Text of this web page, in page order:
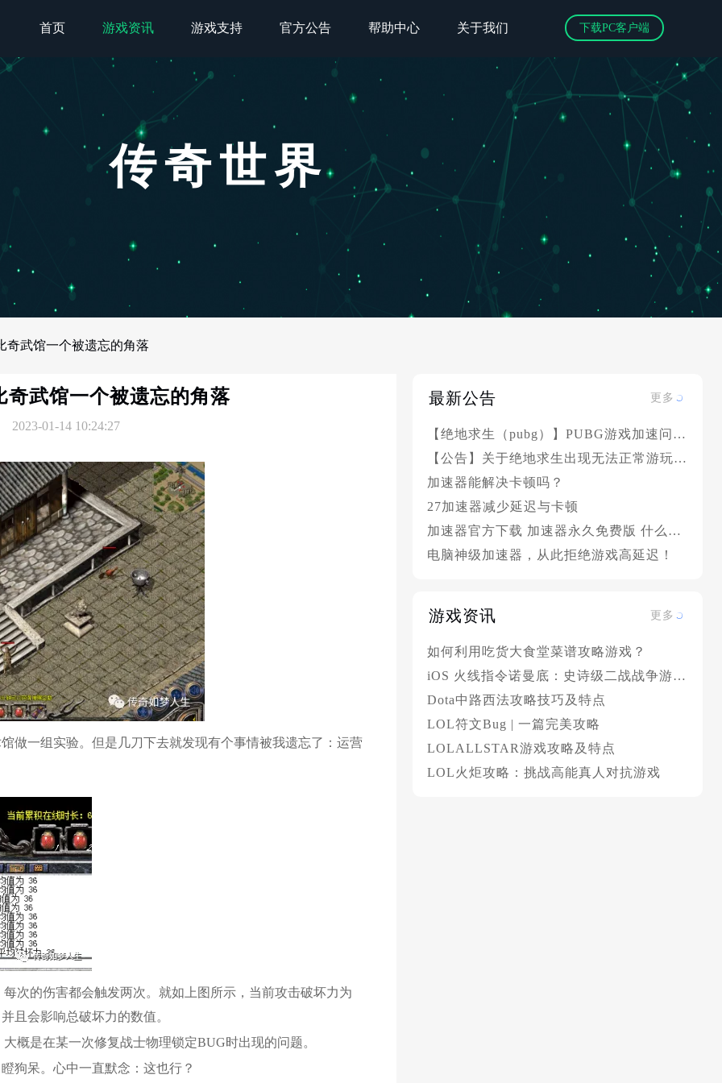
首页 游戏资讯 游戏支持 官方公告 帮助中心 关于我们 下载PC客户端
传奇世界
奇武馆一个被遗忘的角落
奇武馆一个被遗忘的角落
2023-01-14 10:24:27
做一组实验。但是几刀下去就发现有个事情被我遗忘了：运营
次的伤害都会触发两次。就如上图所示，当前攻击破坏力为
且会影响总破坏力的数值。
概是在某一次修复战士物理锁定BUG时出现的问题。
狗呆。心中一直默念：这也行？
最新公告 更多
【绝地求生（pubg）】PUBG游戏加速问题解决方案汇总
【公告】关于绝地求生出现无法正常游玩的情况
加速器能解决卡顿吗？
27加速器减少延迟与卡顿
加速器官方下载 加速器永久免费版 什么网络加速器好?
电脑神级加速器，从此拒绝游戏高延迟！
游戏资讯 更多
如何利用吃货大食堂菜谱攻略游戏？
iOS 火线指令诺曼底：史诗级二战战争游戏攻略
Dota中路西法攻略技巧及特点
LOL符文Bug | 一篇完美攻略
LOLALLSTAR游戏攻略及特点
LOL火炬攻略：挑战高能真人对抗游戏